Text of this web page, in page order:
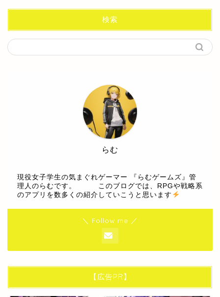
検索
らむ
現役女子学生の気まぐれゲーマー 『らむゲームズ』管
理人のらむです。 このブログでは、RPGや戦略系
のアプリを数多くの紹介していこうと思います
＼ Follow me ／
【広告PR】